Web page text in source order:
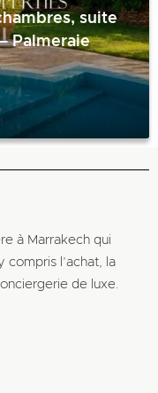
suite
Palmeraie
à Marrakech qui
l’achat, la
de luxe.